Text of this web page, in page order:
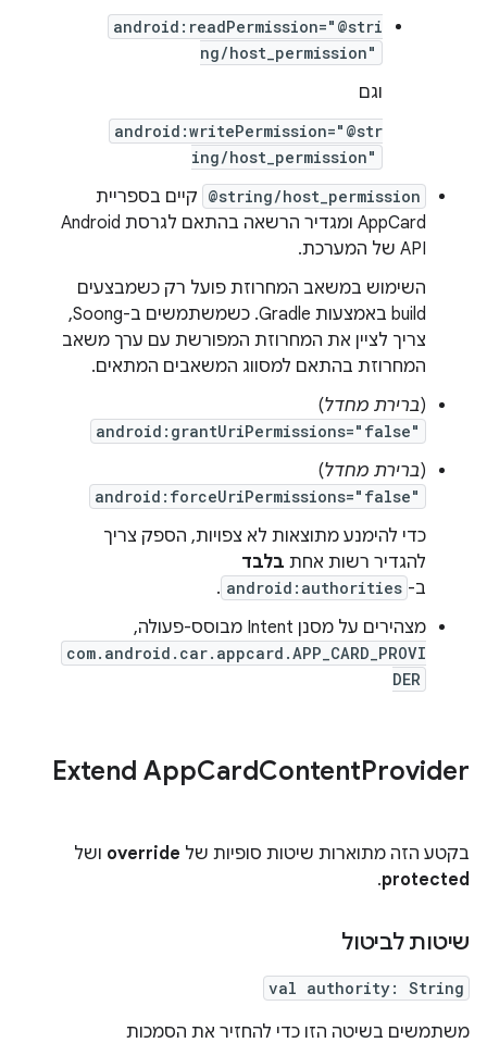
android:readPermission="@stri
ng/host_permission"
וגם
android:writePermission="@str
ing/host_permission"
@string/host_permission קיים בספריית
AppCard ומגדיר הרשאה בהתאם לגרסת Android
API של המערכת.
השימוש במשאב המחרוזת פועל רק כשמבצעים
build באמצעות Gradle. כשמשתמשים ב-Soong,
צריך לציין את המחרוזת המפורשת עם ערך משאב
המחרוזת בהתאם למסווג המשאבים המתאים.
(ברירת מחדל)
android:grantUriPermissions="false"
(ברירת מחדל)
android:forceUriPermissions="false"
כדי להימנע מתוצאות לא צפויות, הספק צריך
להגדיר רשות אחת בלבד
ב- android:authorities
.
מצהירים על מסנן Intent מבוסס-פעולה,
com.android.car.appcard.APP_CARD_PROVI
DER
Extend AppCardContentProvider
בקטע הזה מתוארות שיטות סופיות של override ושל
protected
.
שיטות לביטול
val authority: String
משתמשים בשיטה הזו כדי להחזיר את הסמכות